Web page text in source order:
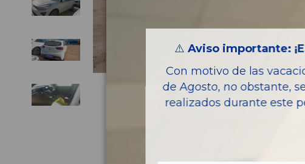
⚠️ Aviso importante:
Con motivo de las
de Agosto, no obstante,
realizados durante este